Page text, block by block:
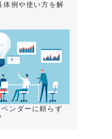
体例や使い方を解
ンダーに頼らず